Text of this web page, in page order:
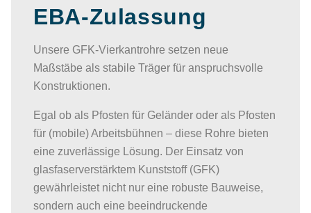
EBA-Zulassung
Unsere GFK-Vierkantrohre setzen neue
Maßstäbe als stabile Träger für anspruchsvolle
Konstruktionen.
Egal ob als Pfosten für Geländer oder als Pfosten
für (mobile) Arbeitsbühnen – diese Rohre bieten
eine zuverlässige Lösung. Der Einsatz von
glasfaserverstärktem Kunststoff (GFK)
gewährleistet nicht nur eine robuste Bauweise,
sondern auch eine beeindruckende